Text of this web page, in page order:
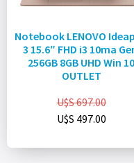
Notebook LENOVO
3 15.6″ FHD i3 10ma
256GB 8GB UHD Win 10
OUTLET
U$S697.00
U$S 497.00